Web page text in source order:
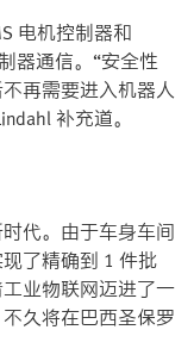
电机控制器和
器通信。“安全性
再需要进入机器人
补充道。
代。由于车身车间
了精确到 1 件批
业物联网迈进了一
久将在巴西圣保罗